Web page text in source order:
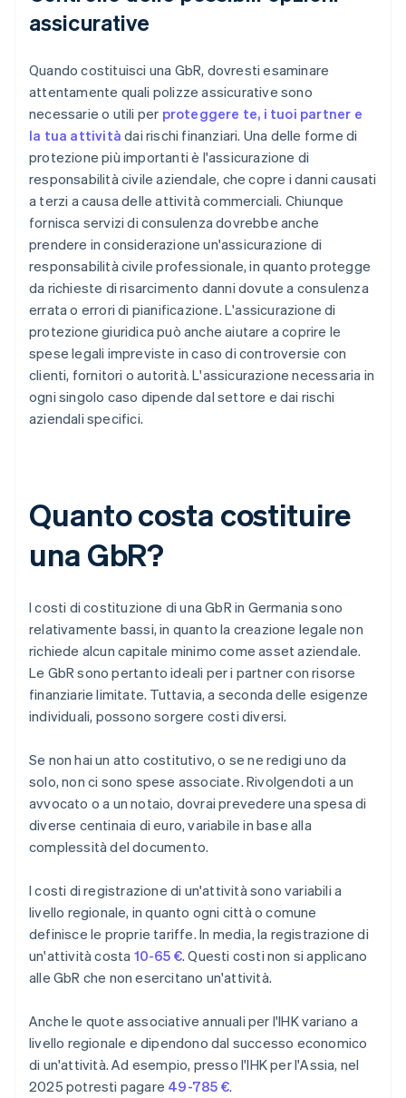
assicurative
Quando costituisci una GbR, dovresti esaminare
attentamente quali polizze assicurative sono
necessarie o utili per proteggere te, i tuoi partner e
la tua attività dai rischi finanziari. Una delle forme di
protezione più importanti è l'assicurazione di
responsabilità civile aziendale, che copre i danni causati
a terzi a causa delle attività commerciali. Chiunque
fornisca servizi di consulenza dovrebbe anche
prendere in considerazione un'assicurazione di
responsabilità civile professionale, in quanto protegge
da richieste di risarcimento danni dovute a consulenza
errata o errori di pianificazione. L'assicurazione di
protezione giuridica può anche aiutare a coprire le
spese legali impreviste in caso di controversie con
clienti, fornitori o autorità. L'assicurazione necessaria in
ogni singolo caso dipende dal settore e dai rischi
aziendali specifici.
Quanto costa costituire
una GbR?
I costi di costituzione di una GbR in Germania sono
relativamente bassi, in quanto la creazione legale non
richiede alcun capitale minimo come asset aziendale.
Le GbR sono pertanto ideali per i partner con risorse
finanziarie limitate. Tuttavia, a seconda delle esigenze
individuali, possono sorgere costi diversi.
Se non hai un atto costitutivo, o se ne redigi uno da
solo, non ci sono spese associate. Rivolgendoti a un
avvocato o a un notaio, dovrai prevedere una spesa di
diverse centinaia di euro, variabile in base alla
complessità del documento.
I costi di registrazione di un'attività sono variabili a
livello regionale, in quanto ogni città o comune
definisce le proprie tariffe. In media, la registrazione di
un'attività costa 10-65 €. Questi costi non si applicano
alle GbR che non esercitano un'attività.
Anche le quote associative annuali per l'IHK variano a
livello regionale e dipendono dal successo economico
di un'attività. Ad esempio, presso l'IHK per l'Assia, nel
2025 potresti pagare 49-785 €.